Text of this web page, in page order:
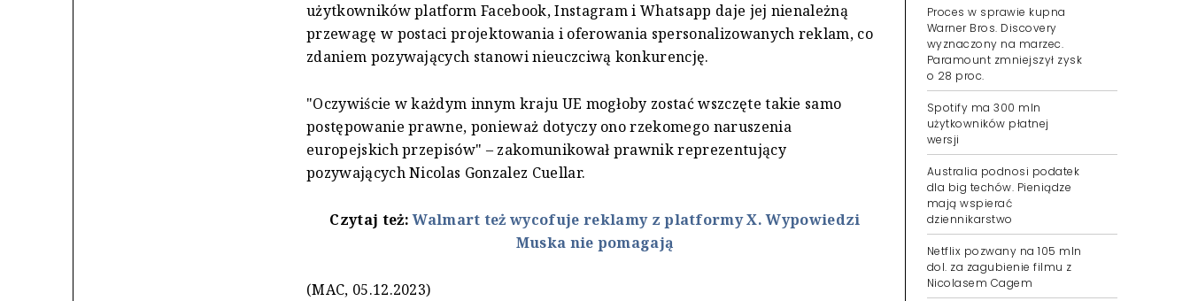
użytkowników platform Facebook, Instagram i Whatsapp daje jej nienależną
przewagę w postaci projektowania i oferowania spersonalizowanych reklam, co
zdaniem pozywających stanowi nieuczciwą konkurencję.
"Oczywiście w każdym innym kraju UE mogłoby zostać wszczęte takie samo
postępowanie prawne, ponieważ dotyczy ono rzekomego naruszenia
europejskich przepisów" – zakomunikował prawnik reprezentujący
pozywających Nicolas Gonzalez Cuellar.
Czytaj też:Walmart też wycofuje reklamy z platformy X. Wypowiedzi
Muska nie pomagają
(MAC, 05.12.2023)
Proces w sprawie kupna
Warner Bros. Discovery
wyznaczony na marzec.
Paramount zmniejszył zysk
o 28 proc.
Spotify ma 300 mln
użytkowników płatnej
wersji
Australia podnosi podatek
dla big techów. Pieniądze
mają wspierać
dziennikarstwo
Netflix pozwany na 105 mln
dol. za zagubienie filmu z
Nicolasem Cagem